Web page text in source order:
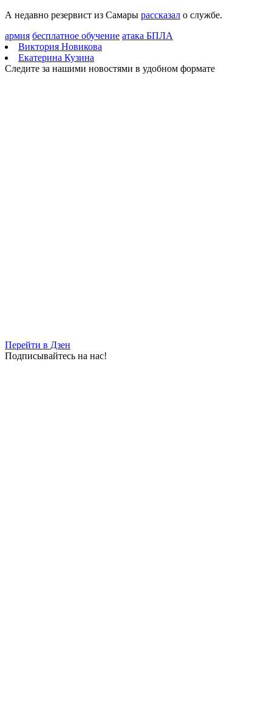
Улица Дачная в Самаре готова на 85 %
Корпоративный обман: как мошенники атакуют работников
через дипфейки и поддельные чаты
06.08.2026 | 11:22
В Роспотребнадзоре рассказали, что может ослабить
А недавно резервист из Самары рассказал о службе.
армия бесплатное обучение атака БПЛА
Виктория Новикова
Екатерина Кузина
Следите за нашими новостями в удобном формате
Перейти в Дзен
Подписывайтесь на нас!